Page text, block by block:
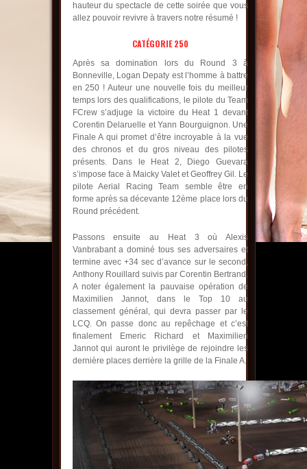
hauteur du spectacle de cette soirée que vous
allez pouvoir revivre à travers notre résumé !
CATÉGORIE 250
Après sa domination lors du Round 3 à
Bonneville, Logan Depaty est l’homme à battre
en 250 ! Auteur une nouvelle fois du meilleur
temps lors des qualifications, le pilote du Team
FCrew s’adjuge la victoire du Heat 1 devant
Corentin Delaruelle et Yann Bourguignon. Une
Finale A qui promet d’être incroyable à la vue
des chronos et du gros niveau des pilotes
présents. Dans le Heat 2, Diego Guevara
s’impose face à Maicky Valet et Geoffrey Gil. Le
pilote Aerial Racing Team semble être en
forme après sa décevante 12ème place lors du
Round précédent.
Passons ensuite au Heat 3 où Alexis
Vanbrabant a dominé tous ses adversaires et
termine avec +34 sec d’avance sur le second,
Anthony Rouillard suivis par Corentin Bertrand.
A noter également la pauvaise opération de
Maximilien Jannot, dans le Top 10 au
classement général, qui devra passer par le
LCQ. On passe donc au repêchage et c’est
finalement Emeric Richard et Maximilien
Jannot qui auront le privilège de rejoindre les
dernière places derrière la grille de la Finale A.